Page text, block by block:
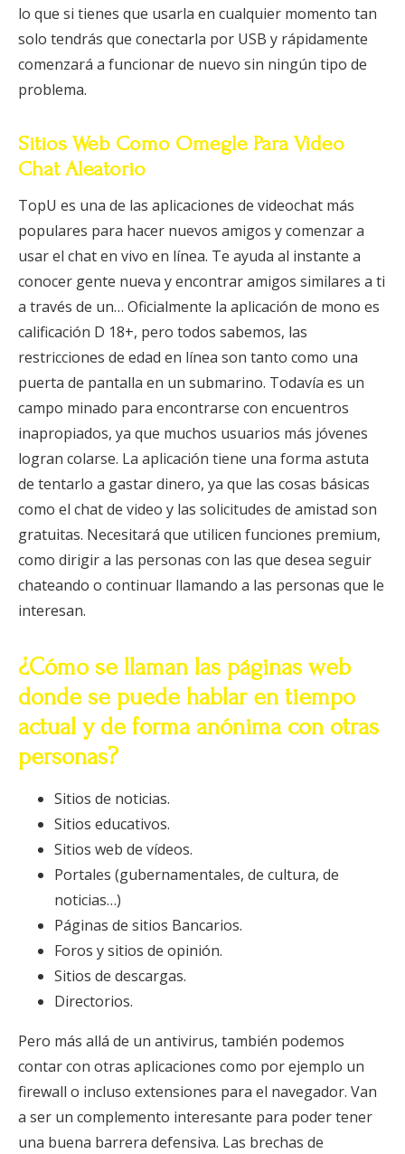
lo que si tienes que usarla en cualquier momento tan
solo tendrás que conectarla por USB y rápidamente
comenzará a funcionar de nuevo sin ningún tipo de
problema.
Sitios Web Como Omegle Para Video
Chat Aleatorio
TopU es una de las aplicaciones de videochat más
populares para hacer nuevos amigos y comenzar a
usar el chat en vivo en línea. Te ayuda al instante a
conocer gente nueva y encontrar amigos similares a ti
a través de un… Oficialmente la aplicación de mono es
calificación D 18+, pero todos sabemos, las
restricciones de edad en línea son tanto como una
puerta de pantalla en un submarino. Todavía es un
campo minado para encontrarse con encuentros
inapropiados, ya que muchos usuarios más jóvenes
logran colarse. La aplicación tiene una forma astuta
de tentarlo a gastar dinero, ya que las cosas básicas
como el chat de video y las solicitudes de amistad son
gratuitas. Necesitará que utilicen funciones premium,
como dirigir a las personas con las que desea seguir
chateando o continuar llamando a las personas que le
interesan.
¿Cómo se llaman las páginas web
donde se puede hablar en tiempo
actual y de forma anónima con otras
personas?
Sitios de noticias.
Sitios educativos.
Sitios web de vídeos.
Portales (gubernamentales, de cultura, de
noticias…)
Páginas de sitios Bancarios.
Foros y sitios de opinión.
Sitios de descargas.
Directorios.
Pero más allá de un antivirus, también podemos
contar con otras aplicaciones como por ejemplo un
firewall o incluso extensiones para el navegador. Van
a ser un complemento interesante para poder tener
una buena barrera defensiva. Las brechas de